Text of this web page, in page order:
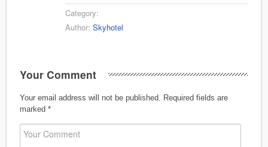
Category:
Author: Skyhotel
Your Comment
Your email address will not be published.
Required fields are
marked *